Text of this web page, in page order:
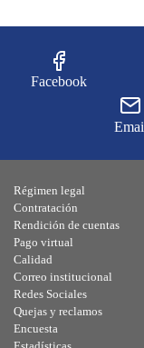
Facebook
Régimen legal
Contratación
Rendición de cuentas
Pago virtual
Calidad
Correo institucional
Redes Sociales
Quejas y reclamos
Encuesta